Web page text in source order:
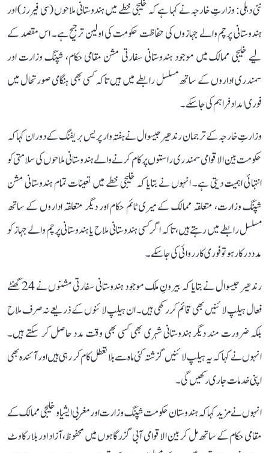
نئی دہلی: وزارتِ خارجہ نے کہا ہے کہ خلیجی خطے میں ہندوستانی ملاحوں (سی فیررز) اور
ہندوستانی پرچم والے جہازوں کی حفاظت حکومت کی اولین ترجیح ہے۔ اس مقصد کے
لیے خلیجی ممالک میں موجود ہندوستانی سفارتی مشن مقامی حکام، شپنگ وزارت اور
سمندری اداروں کے ساتھ مسلسل رابطے میں ہیں تاکہ کسی بھی ہنگامی صورتحال میں
فوری امداد فراہم کی جا سکے۔
وزارتِ خارجہ کے ترجمان رندھیر جیسوال نے ہفتہ وار پریس بریفنگ کے دوران کہا کہ
حکومت بین الاقوامی سمندری راستوں پر کام کرنے والے ہندوستانی ملاحوں کی سلامتی کو
انتہائی اہمیت دیتی ہے۔ انہوں نے بتایا کہ خلیجی خطے میں تعینات تمام ہندوستانی مشن
شپنگ وزارت، متعلقہ ممالک کے میری ٹائم حکام اور دیگر متعلقہ اداروں کے ساتھ
مسلسل رابطے میں رہتے ہیں، تاکہ اگر کسی ہندوستانی ملاح یا ہندوستانی پرچم والے جہاز کو
مدد درکار ہو تو فوری کارروائی کی جا سکے۔
رندھیر جیسوال نے بتایا کہ بیرونِ ملک موجود ہندوستانی سفارتی مشنوں نے 24 گھنٹے
فعال ہیلپ لائنیں بھی قائم کر رکھی ہیں۔ ان ہیلپ لائنوں کے ذریعے نہ صرف ملاح
بلکہ ضرورت مند دیگر ہندوستانی شہری بھی کسی بھی وقت مدد حاصل کر سکتے ہیں۔
انہوں نے کہا کہ یہ ہیلپ لائنیں گزشتہ کئی ماہ سے بلا تعطل کام کر رہی ہیں اور آئندہ بھی
اپنی خدمات جاری رکھیں گی۔
انہوں نے مزید کہا کہ ہندوستان حکومت شپنگ وزارت اور مغربی ایشیا و خلیجی ممالک کے
مقامی حکام کے ساتھ مل کر بین الاقوامی آبی گزرگاہوں میں محفوظ، آزاد اور بلا رکاوٹ